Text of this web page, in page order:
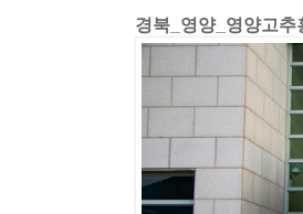
경북_영양_영양고추